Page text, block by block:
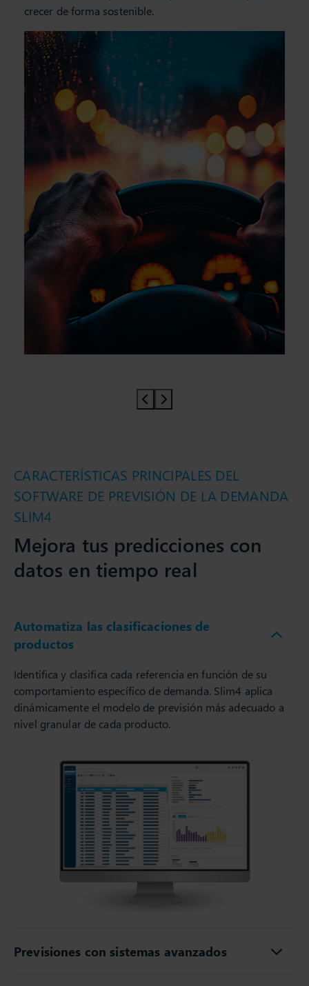
crecer de forma sostenible.
Prev slider
Prev slider
CARACTERÍSTICAS PRINCIPALES DEL
SOFTWARE DE PREVISIÓN DE LA DEMANDA
SLIM4
Mejora tus predicciones con
datos en tiempo real
Automatiza las clasificaciones de
productos
Identifica y clasifica cada referencia en función de su
comportamiento específico de demanda. Slim4 aplica
dinámicamente el modelo de previsión más adecuado a
nivel granular de cada producto.
Previsiones con sistemas avanzados